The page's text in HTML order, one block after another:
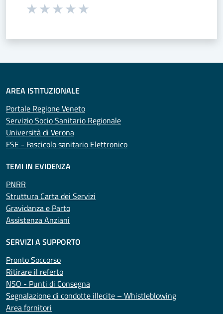
Seleziona una valutazione da 1 a 5 stelle
AREA ISTITUZIONALE
Portale Regione Veneto
Servizio Socio Sanitario Regionale
Università di Verona
FSE - Fascicolo sanitario Elettronico
TEMI IN EVIDENZA
PNRR
Struttura Carta dei Servizi
Gravidanza e Parto
Assistenza Anziani
SERVIZI A SUPPORTO
Pronto Soccorso
Ritirare il referto
NSO - Punti di Consegna
Segnalazione di condotte illecite – Whistleblowing
Area fornitori